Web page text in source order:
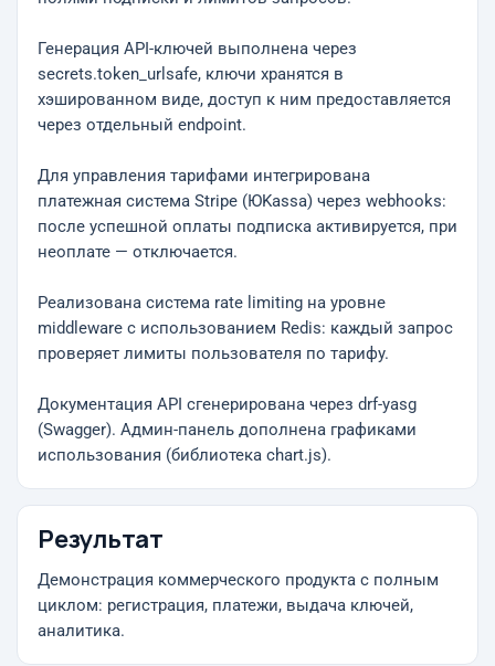
Генерация API-ключей выполнена через
secrets.token_urlsafe, ключи хранятся в
хэшированном виде, доступ к ним предоставляется
через отдельный endpoint.
Для управления тарифами интегрирована
платежная система Stripe (ЮKassa) через webhooks:
после успешной оплаты подписка активируется, при
неоплате — отключается.
Реализована система rate limiting на уровне
middleware с использованием Redis: каждый запрос
проверяет лимиты пользователя по тарифу.
Документация API сгенерирована через drf-yasg
(Swagger). Админ-панель дополнена графиками
использования (библиотека chart.js).
Результат
Демонстрация коммерческого продукта с полным
циклом: регистрация, платежи, выдача ключей,
аналитика.